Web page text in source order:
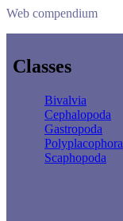
Web compendium
Classes
Bivalvia
Cephalopoda
Gastropoda
Polyplacophora
Scaphopoda